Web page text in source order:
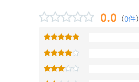
0.0 （0件）